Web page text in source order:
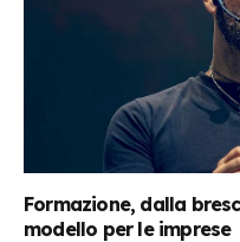
Formazione, dalla
modello per le imprese